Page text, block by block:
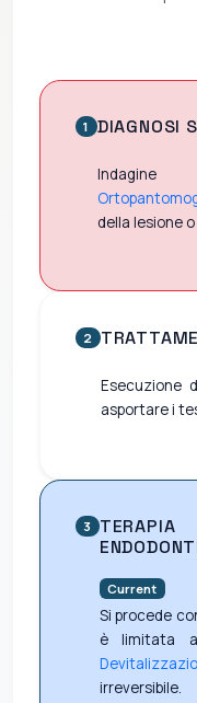
1 DIAGNOSI
Indagine
della lesione o
2
Esecuzione
asportare i
3 TERAPIA
Current
Si procede
è limitata
irreversibile.